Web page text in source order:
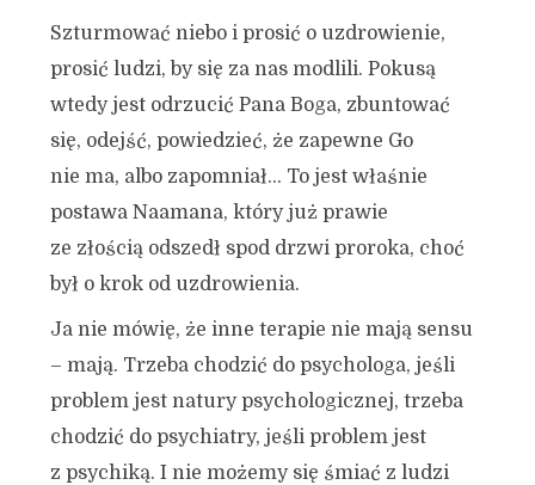
Szturmować niebo i prosić o uzdrowienie,
prosić ludzi, by się za nas modlili. Pokusą
wtedy jest odrzucić Pana Boga, zbuntować
się, odejść, powiedzieć, że zapewne Go
nie ma, albo zapomniał… To jest właśnie
postawa Naamana, który już prawie
ze złością odszedł spod drzwi proroka, choć
był o krok od uzdrowienia.
Ja nie mówię, że inne terapie nie mają sensu
– mają. Trzeba chodzić do psychologa, jeśli
problem jest natury psychologicznej, trzeba
chodzić do psychiatry, jeśli problem jest
z psychiką. I nie możemy się śmiać z ludzi